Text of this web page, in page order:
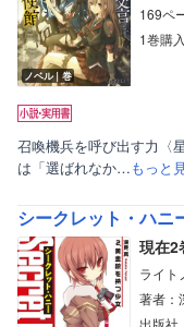
ノベル｜巻
169ペ
1巻購
召喚機兵を呼び出す力〈
は「選ばれなか…もっと
シークレット・ハニ
現在2
ライト
著者：
出版社